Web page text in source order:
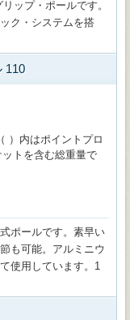
ップ・ポールです。
ク・システムを搭
110
）内はポイントプロ
トを含む総重量で
ポールです。素早い
も可能。アルミニウ
使用しています。1